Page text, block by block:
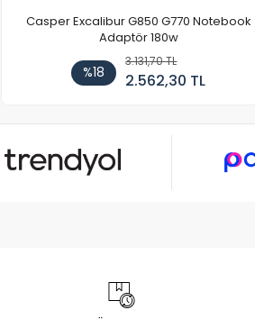
Casper Excalibur G850 G770 Notebook
Adaptör 180w
%18
3.131,70 TL
2.562,30 TL